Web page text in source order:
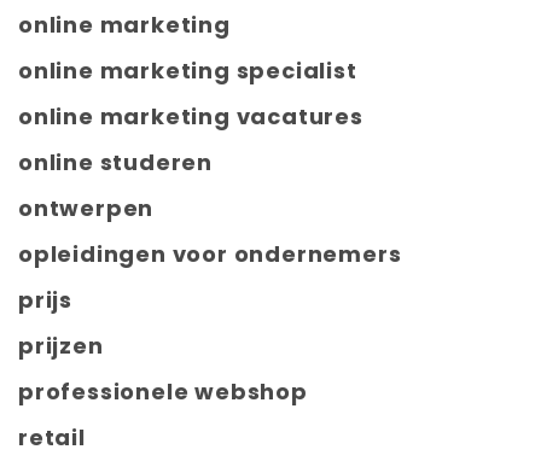
online marketing
online marketing specialist
online marketing vacatures
online studeren
ontwerpen
opleidingen voor ondernemers
prijs
prijzen
professionele webshop
retail